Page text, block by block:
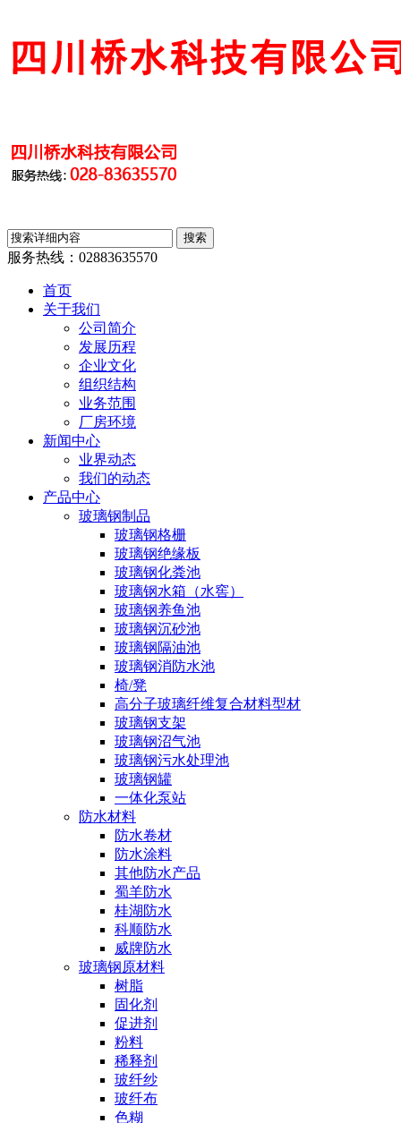
服务热线： 02883635570
首页
关于我们
公司简介
发展历程
企业文化
组织结构
业务范围
厂房环境
新闻中心
业界动态
我们的动态
产品中心
玻璃钢制品
玻璃钢格栅
玻璃钢绝缘板
玻璃钢化粪池
玻璃钢水箱（水窖）
玻璃钢养鱼池
玻璃钢沉砂池
玻璃钢隔油池
玻璃钢消防水池
椅/凳
高分子玻璃纤维复合材料型材
玻璃钢支架
玻璃钢沼气池
玻璃钢污水处理池
玻璃钢罐
一体化泵站
防水材料
防水卷材
防水涂料
其他防水产品
蜀羊防水
桂湖防水
科顺防水
威牌防水
玻璃钢原材料
树脂
固化剂
促进剂
粉料
稀释剂
玻纤纱
玻纤布
色糊